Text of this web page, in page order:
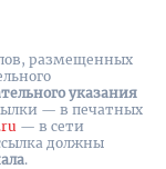
размещенных
указания
— в печатных
— в сети
должны
.